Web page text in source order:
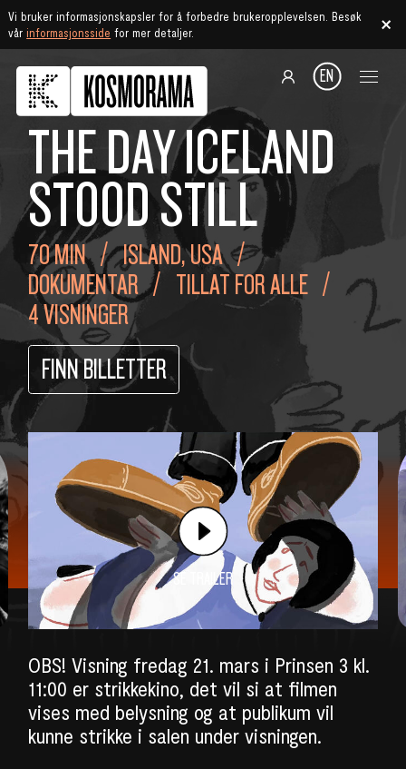
Vi bruker informasjonskapsler for å forbedre brukeropplevelsen. Besøk
vårinformasjonsside for mer detaljer.
EN
THE DAY ICELAND
STOOD STILL
70 MIN
ISLAND, USA
DOKUMENTAR
TILLAT FOR ALLE
4 VISNINGER
FINN BILLETTER
SE TRAILER
OBS! Visning fredag 21. mars i Prinsen 3 kl.
11:00 er strikkekino, det vil si at filmen
vises med belysning og at publikum vil
kunne strikke i salen under visningen.